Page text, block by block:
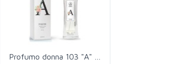
Profumo donna 103 "A" …